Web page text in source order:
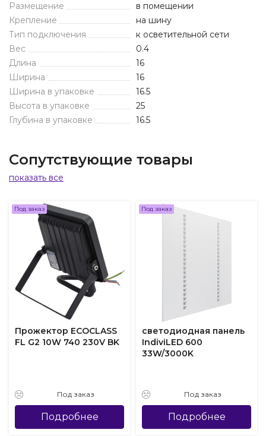
Размещение
в помещении
Крепление
на шину
Тип подключения
к осветительной сети
Вес
0.4
Длина
16
Ширина
16
Ширина в упаковке
16.5
Высота в упаковке
25
Глубина в упаковке
16.5
Сопутствующие товары
показать все
Под заказ
Прожектор ECOCLASS
FL G2 10W 740 230V BK
Под заказ
Подробнее
Под заказ
светодиодная панель
IndiviLED 600
33W/3000K
Под заказ
Подробнее